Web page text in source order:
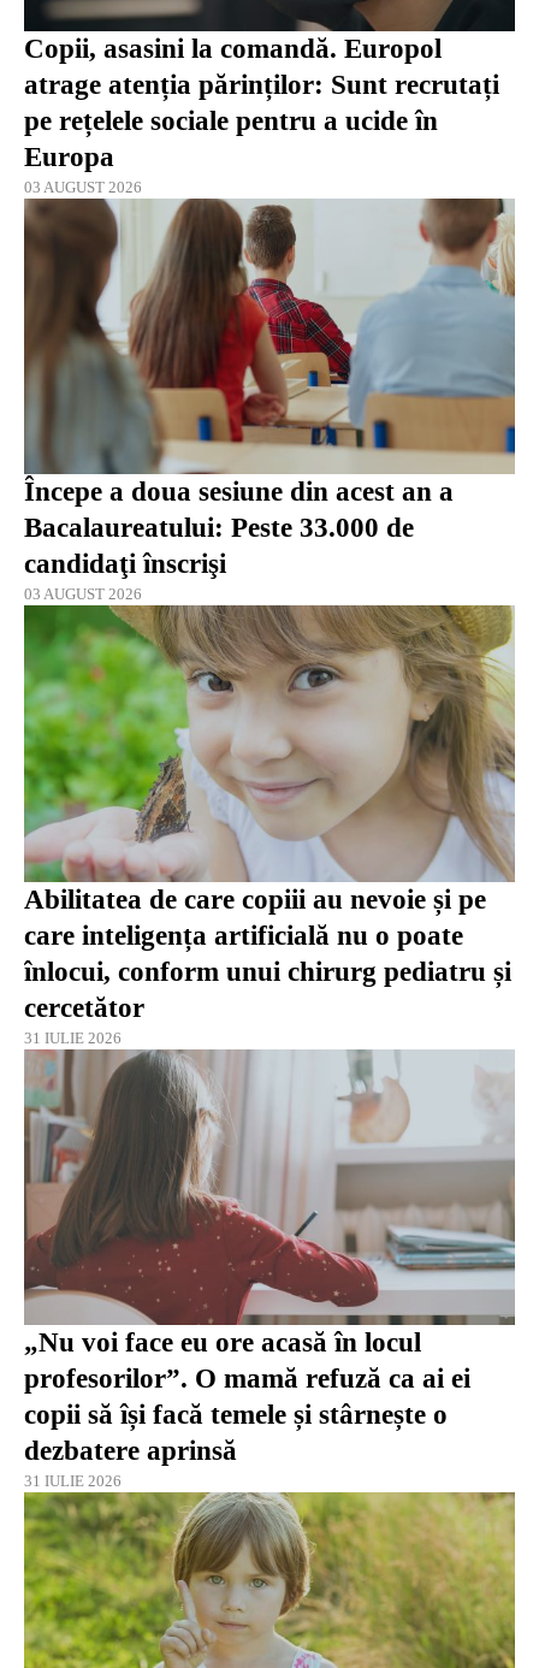
Copii, asasini la comandă. Europol
atrage atenția părinților: Sunt recrutați
pe rețelele sociale pentru a ucide în
Europa
03 AUGUST 2026
Începe a doua sesiune din acest an a
Bacalaureatului: Peste 33.000 de
candidaţi înscrişi
03 AUGUST 2026
Abilitatea de care copiii au nevoie și pe
care inteligența artificială nu o poate
înlocui, conform unui chirurg pediatru și
cercetător
31 IULIE 2026
„Nu voi face eu ore acasă în locul
profesorilor”. O mamă refuză ca ai ei
copii să își facă temele și stârnește o
dezbatere aprinsă
31 IULIE 2026